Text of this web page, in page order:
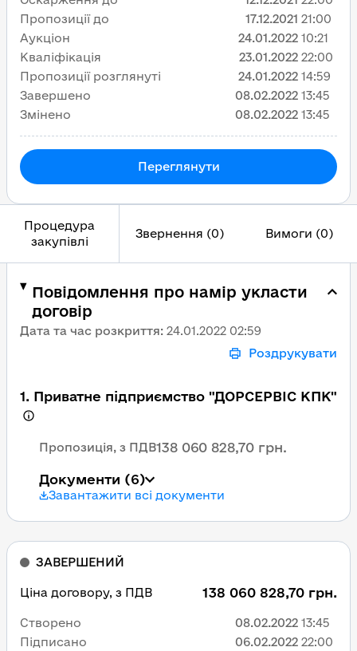
Процедура
закупівлі
Звернення (0) Вимоги (0)
Повідомлення про намір укласти
договір
Дата та час розкриття: 24.01.2022 02:59
Роздрукувати
1. Приватне підприємство "ДОРСЕРВІС КПК"
Пропозиція, з ПДВ138 060 828,70 грн.
Документи (6)
Завантажити всі документи
ЗАВЕРШЕНИЙ
Ціна договору, з ПДВ 138 060 828,70 грн.
Створено 08.02.2022 13:45
Підписано
06.02.2022 22:00
Пропозиції до
17.12.2021 21:00
Аукціон
24.01.2022 10:21
Кваліфікація
23.01.2022 22:00
Пропозиції розглянуті
24.01.2022 14:59
Завершено
08.02.2022 13:45
Змінено
08.02.2022 13:45
Переглянути